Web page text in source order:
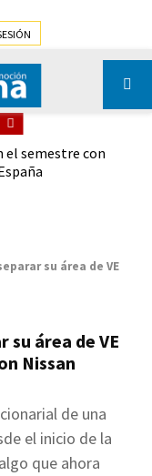
el semestre con
su área de VE
su área de VE
Nissan
de una
el inicio de la
que ahora